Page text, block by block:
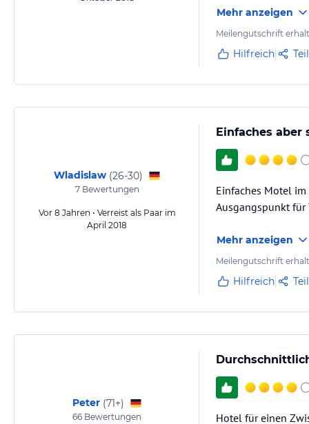
Mehr anzeigen
Meilengutschrift
Hilfreich
Wladislaw (26-30)
7Bewertungen
Vor 8 Jahren • Verreist als Paar im
April 2018
Einfaches aber
Einfaches Motel im
Ausgangspunkt für
Mehr anzeigen
Meilengutschrift
Hilfreich
Peter (71+)
66 Bewertungen Hotel für einen